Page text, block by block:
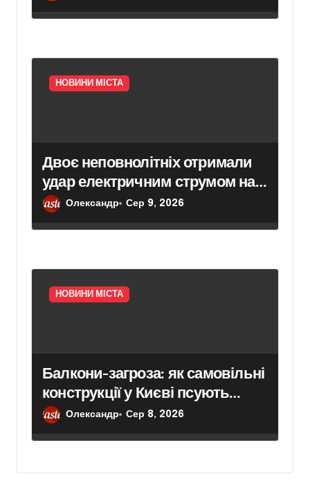
НОВИНИ МІСТА
Двоє неповнолітніх отримали
удар електричним струмом на
залізничних коліях у Броварах
Олександр Сер 9, 2026
НОВИНИ МІСТА
Балкони-загроза: як самовільні
конструкції у Києві псують
фасади будинків і ставлять під
Олександр Сер 8, 2026